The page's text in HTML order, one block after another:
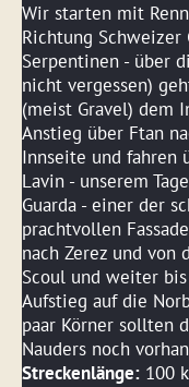
Wir starten mit
Richtung Schweizer
Serpentinen - über
nicht vergessen)
(meist Gravel) dem
Anstieg über Ftan
Innseite und fahren
Lavin - unserem
Guarda - einer der
prachtvollen
nach Zerez und von
Scoul und weiter
Aufstieg auf die
paar Körner sollten
Nauders noch
Streckenlänge: 100